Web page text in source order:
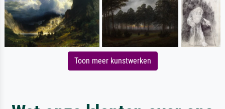
Toon meer kunstwerken